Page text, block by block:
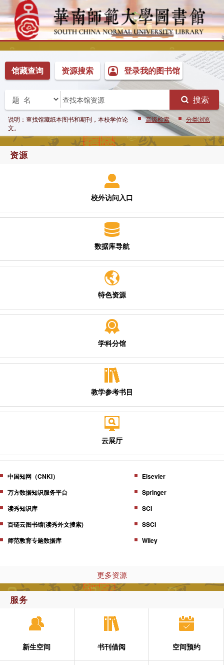
馆藏查询 资源搜索 登录我的图书馆
搜索
分类浏览
高级检索
说明：查找馆藏纸本图书和期刊，本校学位论
文。
资源
校外访问入口
数据库导航
特色资源
学科分馆
教学参考书目
云展厅
中国知网（CNKI）
万方数据知识服务平台
读秀知识库
百链云图书馆(读秀外文搜索)
师范教育专题数据库
Elsevier
Springer
SCI
SSCI
Wiley
更多资源
服务
新生空间 书刊借阅 空间预约